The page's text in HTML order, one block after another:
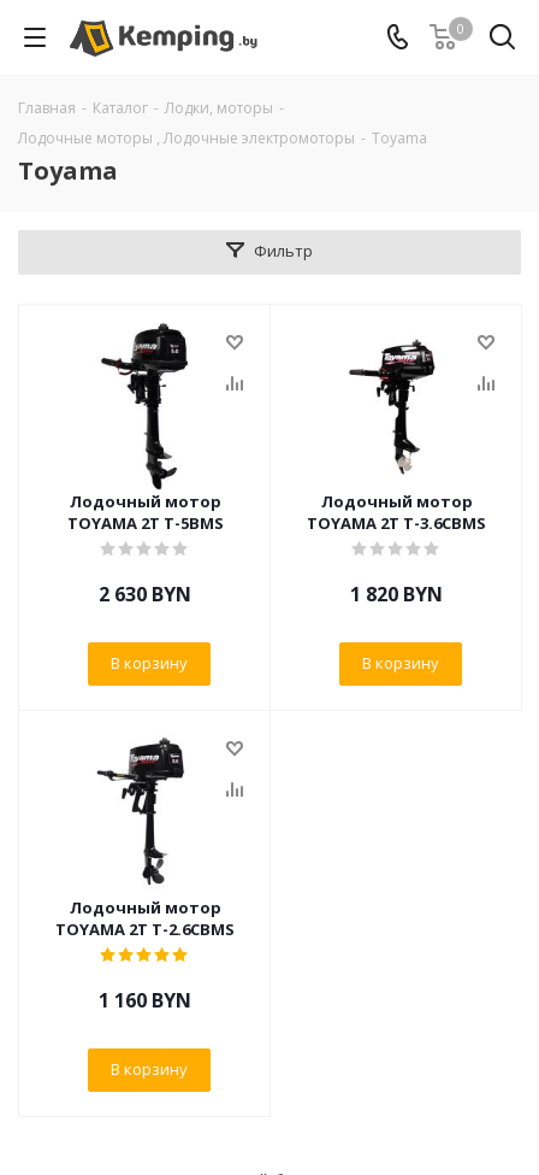
0
Главная - Каталог - Лодки, моторы -
Лодочные моторы , Лодочные электромоторы - Toyama
Toyama
Фильтр
Лодочный мотор
TOYAMA 2Т Т-5BMS
2 630 BYN
В корзину
Лодочный мотор
TOYAMA 2Т Т-3.6CBMS
1 820 BYN
В корзину
Лодочный мотор
TOYAMA 2Т Т-2.6CBMS
1 160 BYN
В корзину